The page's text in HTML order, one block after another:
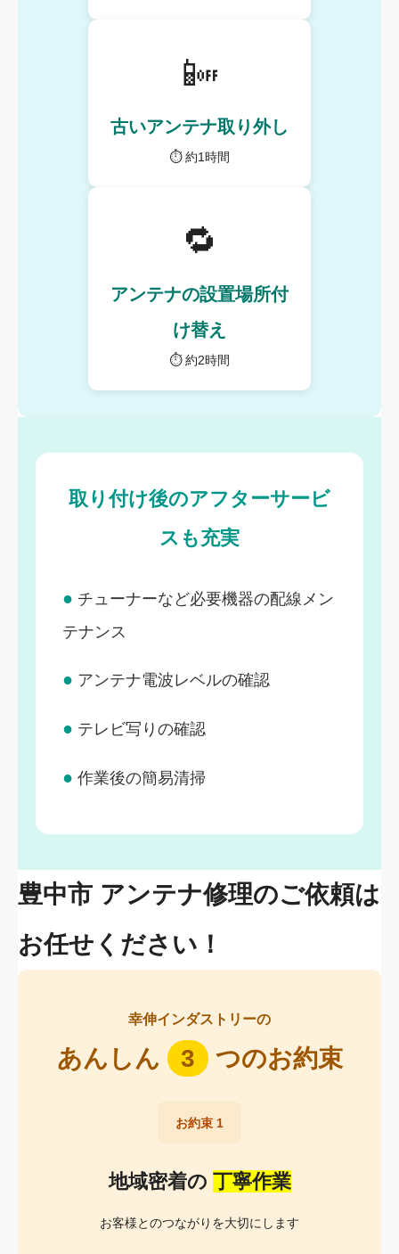
📴
古いアンテナ取り外し
⏱ 約1時間
🔁
アンテナの設置場所付
け替え
⏱ 約2時間
取り付け後のアフターサービ
スも充実
● チューナーなど必要機器の配線メン
テナンス
● アンテナ電波レベルの確認
● テレビ写りの確認
● 作業後の簡易清掃
豊中市 アンテナ修理のご依頼は
お任せください！
幸伸インダストリーの
あんしん 3 つのお約束
お約束 1
地域密着の 丁寧作業
お客様とのつながりを大切にします